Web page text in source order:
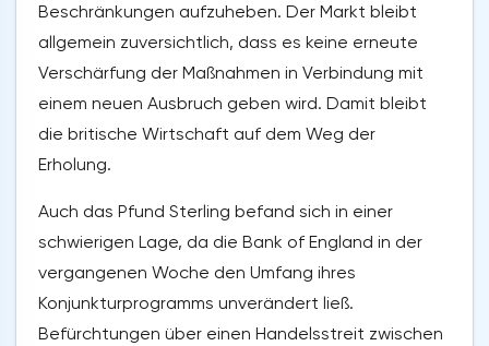
Beschränkungen aufzuheben. Der Markt bleibt
allgemein zuversichtlich, dass es keine erneute
Verschärfung der Maßnahmen in Verbindung mit
einem neuen Ausbruch geben wird. Damit bleibt
die britische Wirtschaft auf dem Weg der
Erholung.
Auch das Pfund Sterling befand sich in einer
schwierigen Lage, da die Bank of England in der
vergangenen Woche den Umfang ihres
Konjunkturprogramms unverändert ließ.
Befürchtungen über einen Handelsstreit zwischen